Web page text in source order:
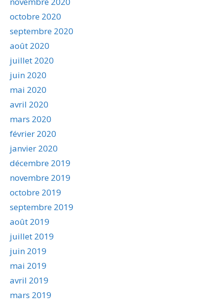
octobre 2020
septembre 2020
août 2020
juillet 2020
juin 2020
mai 2020
avril 2020
mars 2020
février 2020
janvier 2020
décembre 2019
novembre 2019
octobre 2019
septembre 2019
août 2019
juillet 2019
juin 2019
mai 2019
avril 2019
mars 2019